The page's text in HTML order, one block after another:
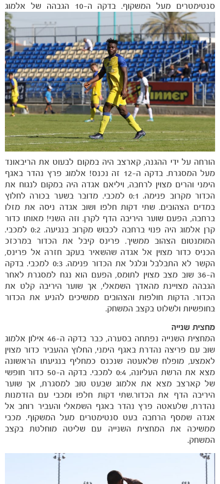
משחקים
ותוצאות
סנטימטרים מעל המשקוף.
בדקה ה-10 הגבהה של אלמוג
הורחה על ידי ההגנה, קארצב היה במקום לבעוט את הריבאונד
מעל המסגרת. בדקה ה-12 זה נכנס! אלמוג פרץ נהדר באגף
הימני והרים מצוין לרחבה, ויליאם אגדה היה במקום לנגוח את
הכדור מקרוב פנימה. 0:1 למכבי. מדובר בשער בכורה לחלוץ
במדים הצהובים. שתי דקות חלפו ושוב אגדה ניסה את מזלו
ברחבה, הפעם שוער היריבה הדף לקרן. וזה השני! מאותו כדור
קרן אלמוג היה פנוי ברחבה לכבוש מקרוב בנגיעה. 0:2 למכבי.
המומנטום הצהוב ממשיך. פרינס קיבל את הכדור במרכזכ
הכניס כדור מצוין אל אגדה שהשאיר בעקב חזרה אל פרינס,
הקשר לא התבלבל וגלגל את הכדור פנימה. 0:3 למכבי. בדקה
ה-36 שוב מצב מצוין לתומס, הפעם הוא נגח למסגרת לאחר
הגבהה מצויינת מהאדך השמאלי, אך שוער היריבה קלט את
הכדור. הדקות חולפות והצהובים ממשיכים להניע את הכדור
בחופשיות ולשלוט בקצב המשחק.
מחצית שנייה
המחצית השנייה נפתחה בסערה, כבר בדקה ה-46 אילון אלמוג
שוב עם פריצה נהדרת באגף הימני, החלוץ ההעביר כדור מצוין
לאמצע, מופלח שלאעטה שנכנס כמחליף בנגיעתו הראשונה
מצא את הרשת העליונה, 0:4 למכבי. בדקה ה-50 כדור חופשי
של קארצב מצא את אלמוג שבעט טוב למסגרת, אך שוער
היריבה הדף את הכדור.שתי דקות חלפו ומכבי עם הזדמנות
נהדרת, שלעאטה פרץ נהדר באגף השמאלי והעביר רוחב אל
אגדה שמסף הרחבה בעט סנטימטרים מעל המשקוף. מכבי
ממשיכה את המחצית השנייה עם שליטה מוחלטת בקצב
המשחק.